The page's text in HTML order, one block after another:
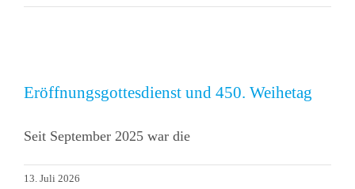
Eröffnungsgottesdienst und 450. Weihetag
Seit September 2025 war die
13. Juli 2026